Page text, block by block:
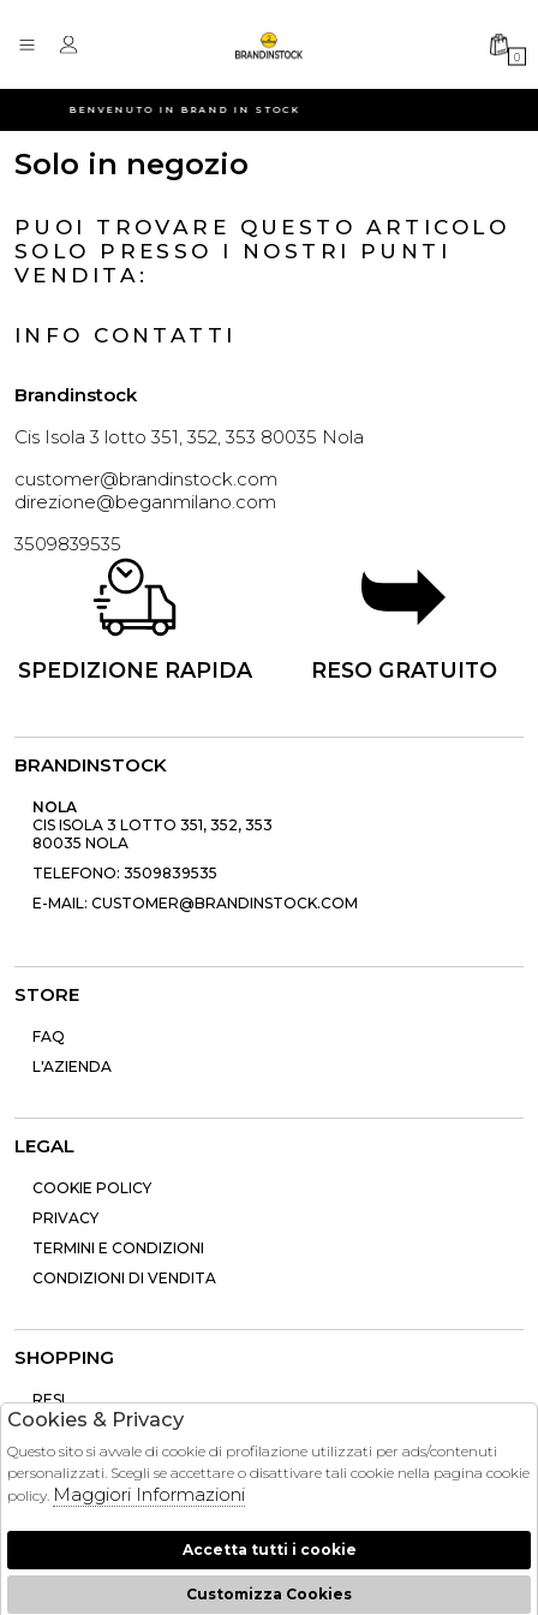
BENVENUTO IN BRAND IN STOCK
0
Solo in negozio
PUOI TROVARE QUESTO ARTICOLO
SOLO PRESSO I NOSTRI PUNTI
VENDITA:
INFO CONTATTI
Brandinstock
Cis Isola 3 lotto 351, 352, 353 80035 Nola
customer@brandinstock.com
direzione@beganmilano.com
3509839535
SPEDIZIONE RAPIDA RESO GRATUITO
BRANDINSTOCK
NOLA
CIS ISOLA 3 LOTTO 351, 352, 353
80035 NOLA
TELEFONO: 3509839535
E-MAIL: CUSTOMER@BRANDINSTOCK.COM
STORE
FAQ
L'AZIENDA
LEGAL
COOKIE POLICY
PRIVACY
TERMINI E CONDIZIONI
CONDIZIONI DI VENDITA
SHOPPING
RESI
PAGAMENTI
CONTATTI
SPEDIZIONE
Cookies & Privacy
Questo sito si avvale di cookie di profilazione utilizzati per ads/contenuti
personalizzati. Scegli se accettare o disattivare tali cookie nella pagina cookie
policy. Maggiori Informazioni
Accetta tutti i cookie
Customizza Cookies